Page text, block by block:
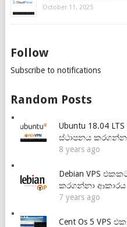
October 11, 2025
Follow
Subscribe to notifications
Random Posts
Ubuntu 18.04
ස්ථාපනය
8 years ago
Debian VPS එකකට
කරගන්නා ආකාරය
7 years ago
Cent Os 5 VPS